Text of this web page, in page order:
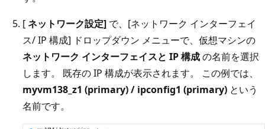
[ネットワーク設定] で、[ネットワーク インターフェイ
ス/ IP 構成] ドロップダウン メニューで、仮想マシンの
ネットワーク インターフェイスと IP 構成の名前を選択
します。 既存の IP 構成が表示されます。 この例では、
myvm138_z1 (primary) / ipconfig1 (primary) という
名前です。